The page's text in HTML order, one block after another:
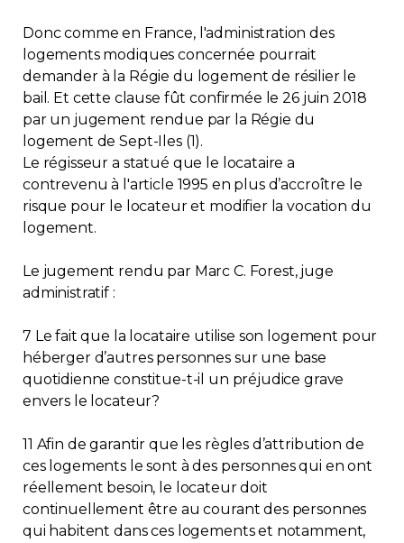
Donc comme en France, l'administration des
logements modiques concernée pourrait
demander à la Régie du logement de résilier le
bail. Et cette clause fût confirmée le 26 juin 2018
par un jugement rendue par la Régie du
logement de Sept-Iles (1).
Le régisseur a statué que le locataire a
contrevenu à l'article 1995 en plus d’accroître le
risque pour le locateur et modifier la vocation du
logement.
Le jugement rendu par Marc C. Forest, juge
administratif :
7 Le fait que la locataire utilise son logement pour
héberger d’autres personnes sur une base
quotidienne constitue-t-il un préjudice grave
envers le locateur?
11 Afin de garantir que les règles d’attribution de
ces logements le sont à des personnes qui en ont
réellement besoin, le locateur doit
continuellement être au courant des personnes
qui habitent dans ces logements et notamment,